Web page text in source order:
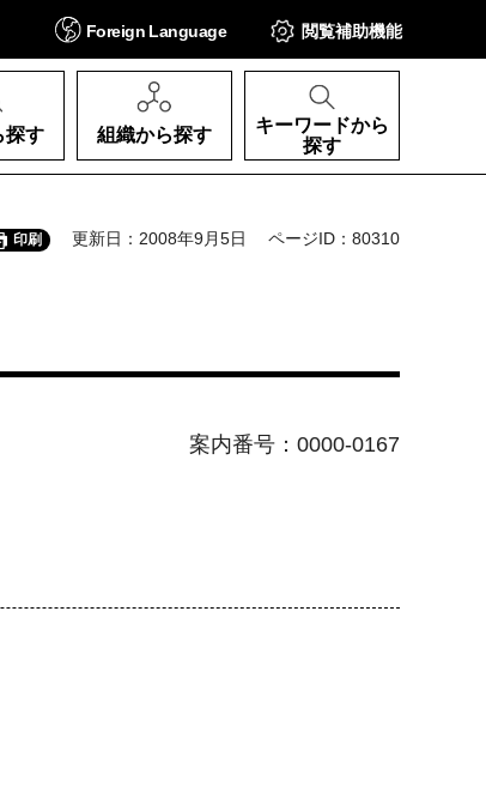
Foreign Language 閲覧補助機能
探す 組織から探す
キーワードから
探す
印刷 更新日：2008年9月5日 ページID：80310
案内番号：0000-0167